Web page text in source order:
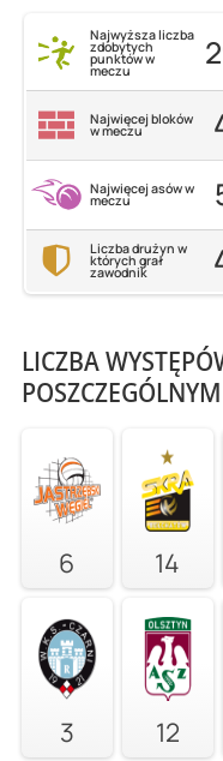
Najwyższa liczba
zdobytych
punktów w
meczu
Najwięcej bloków
w meczu
Najwięcej asów w
meczu
Liczba drużyn w
których grał
zawodnik
LICZBA
6 14
3 12